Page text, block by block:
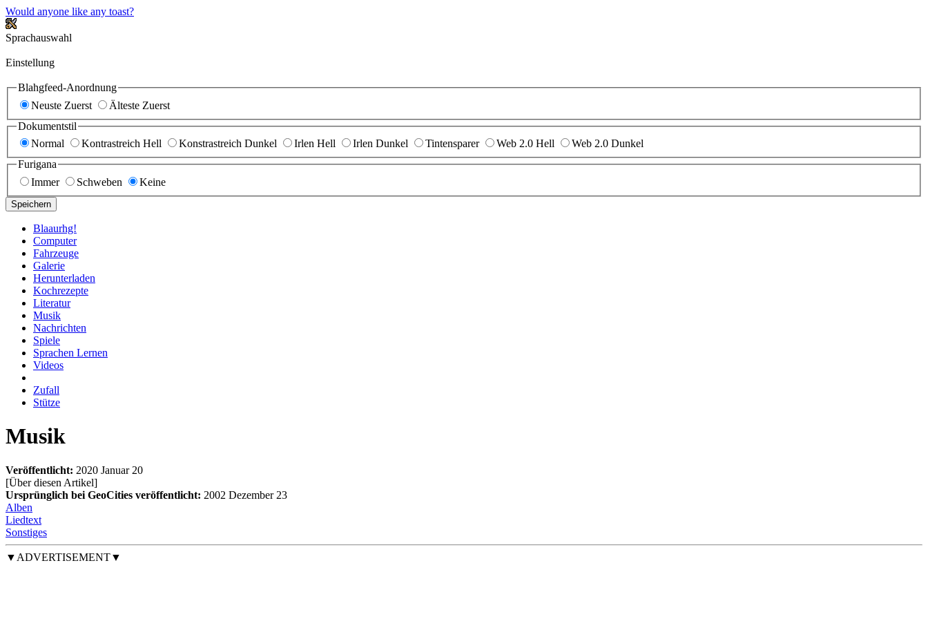
Would anyone like any toast?
Sprachauswahl
Einstellung
Blahgfeed-Anordnung
Neuste Zuerst
Älteste Zuerst
Dokumentstil
Normal
Kontrastreich Hell Konstrastreich Dunkel Irlen Hell Irlen Dunkel Tintensparer Web 2.0 Hell
Web 2.0 Dunkel
Furigana
Immer
Schweben Keine
Speichern
Blaaurhg!
Computer
Fahrzeuge
Galerie
Herunterladen
Kochrezepte
Literatur
Musik
Nachrichten
Spiele
Sprachen Lernen
Videos
Zufall
Stütze
Musik
Veröffentlicht: 2020 Januar 20
[Über diesen Artikel]
Ursprünglich bei GeoCities veröffentlicht: 2002 Dezember 23
Alben
Liedtext
Sonstiges
▼ADVERTISEMENT▼